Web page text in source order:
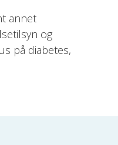
annet
og
på diabetes,